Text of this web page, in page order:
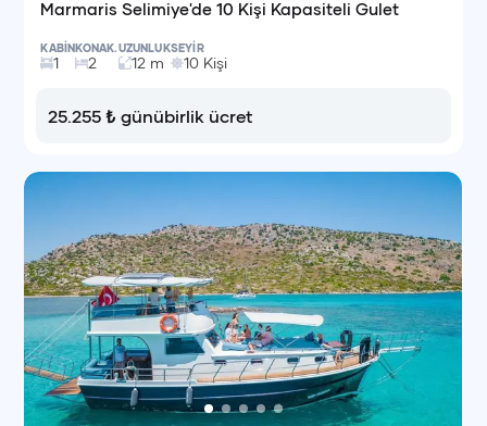
Marmaris Selimiye'de 10 Kişi Kapasiteli Gulet
KABİN
1
KONAK.
2
UZUNLUK
12 m
SEYİR
10 Kişi
25.255 ₺ günübirlik ücret